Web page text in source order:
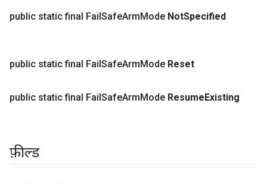
public static final FailSafeArmMode NotSpecified
public static final FailSafeArmMode Reset
public static final FailSafeArmMode ResumeExisting
फ़ील्ड